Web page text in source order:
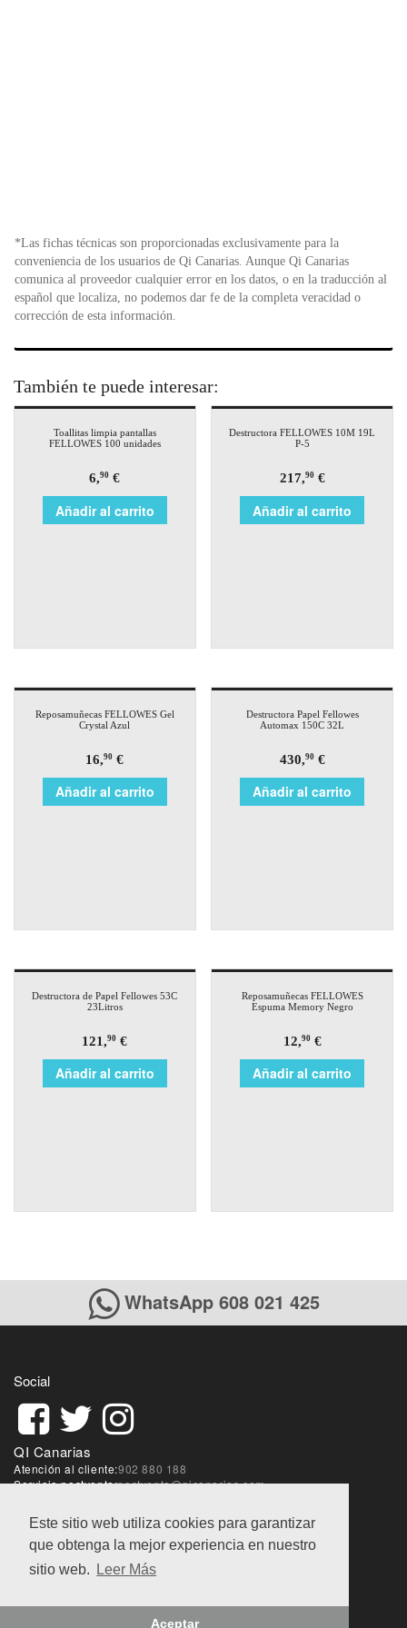
Este sitio web utiliza cookies para garantizar
que obtenga la mejor experiencia en nuestro
sitio web.
Leer Más
Aceptar
*Las fichas técnicas son proporcionadas exclusivamente para la
conveniencia de los usuarios de Qi Canarias. Aunque Qi Canarias
comunica al proveedor cualquier error en los datos, o en la traducción al
español que localiza, no podemos dar fe de la completa veracidad o
corrección de esta información.
También te puede interesar:
Toallitas limpia pantallas
FELLOWES 100 unidades
6,90 €
Añadir al carrito
Destructora FELLOWES 10M 19L
P-5
217,90€
Añadir al carrito
Reposamuñecas FELLOWES Gel
Crystal Azul
16,90 €
Añadir al carrito
Destructora Papel Fellowes
Automax 150C 32L
430,90€
Añadir al carrito
Destructora de Papel Fellowes 53C
23Litros
121,90 €
Añadir al carrito
Reposamuñecas FELLOWES
Espuma Memory Negro
12,90€
Añadir al carrito
WhatsApp 608 021 425
Social
QI Canarias
Atención al cliente:902 880 188
Servicio postventa:postventa@qicanarias.com
Condiciones de ventas|Aviso Legal|Política de
privacidad
@QI World 2018